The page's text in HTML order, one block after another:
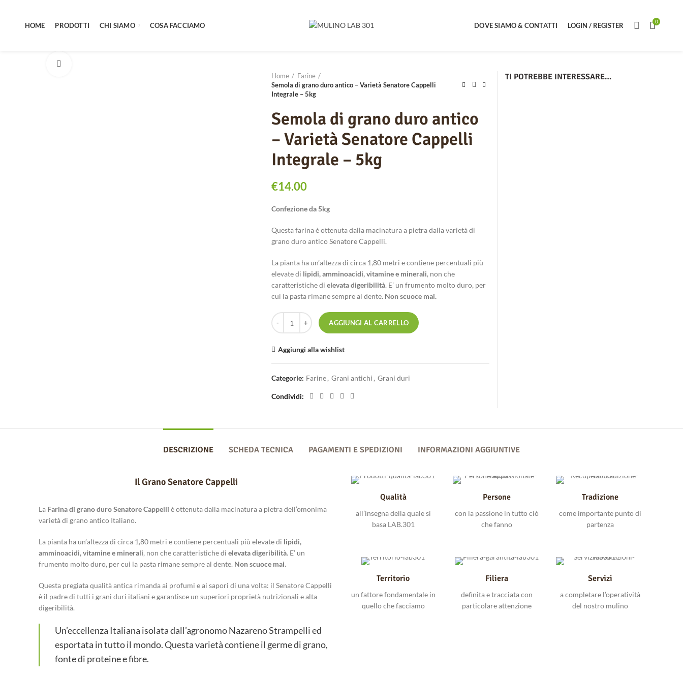
HOME PRODOTTI CHI SIAMO COSA FACCIAMO DOVE SIAMO & CONTATTI LOGIN / REGISTER 0
Home
Farine
Semola di grano duro antico – Varietà Senatore Cappelli
Integrale – 5kg
Semola di grano duro antico
– Varietà Senatore Cappelli
Integrale – 5kg
€14.00
Confezione da 5kg
Questa farina è ottenuta dalla macinatura a pietra dalla varietà di
grano duro antico Senatore Cappelli.
La pianta ha un’altezza di circa 1,80 metri e contiene percentuali più
elevate di lipidi, amminoacidi, vitamine e minerali, non che
caratteristiche dielevata digeribilità. E’ un frumento molto duro, per
cui la pasta rimane sempre al dente. Non scuoce mai.
Semola di grano duro antico - Varietà Senatore Cappelli Integrale - 5kg quantità
AGGIUNGI AL CARRELLO
Aggiungi alla wishlist
Categorie: Farine, Grani antichi , Grani duri
Condividi
TI POTREBBE INTERESSARE…
DESCRIZIONE SCHEDA TECNICA PAGAMENTI E SPEDIZIONI INFORMAZIONI AGGIUNTIVE
Il Grano Senatore Cappelli
La Farina di grano duro Senatore Cappelli è ottenuta dalla macinatura a pietra dell’omonima
varietà di grano antico Italiano.
La pianta ha un’altezza di circa 1,80 metri e contiene percentuali più elevate di lipidi,
amminoacidi, vitamine e minerali, non che caratteristiche di elevata digeribilità. E’ un
frumento molto duro, per cui la pasta rimane sempre al dente. Non scuoce mai.
Questa pregiata qualità antica rimanda ai profumi e ai sapori di una volta: il Senatore Cappelli
è il padre di tutti i grani duri italiani e garantisce un superiori proprietà nutrizionali e alta
digeribilità.
Un’eccellenza Italiana isolata dall’agronomo Nazareno Strampelli ed
esportata in tutto il mondo. Questa varietà contiene il germe di grano,
fonte di proteine e fibre.
Qualità
all’insegna della quale si
basa LAB.301
Persone
con la passione in tutto ciò
che fanno
Tradizione
come importante punto di
partenza
Territorio
un fattore fondamentale in
quello che facciamo
Filiera
definita e tracciata con
particolare attenzione
Servizi
a completare l’operatività
del nostro mulino